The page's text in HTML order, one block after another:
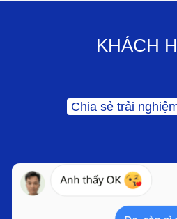
KHÁCH
Chia sẻ trải